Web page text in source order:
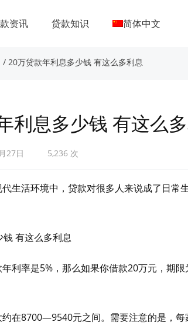
资讯 贷款知识 简体中文
/ 20万贷款年利息多少钱 有这么多利息
利息多少钱 有这么
27日 5,236 次
生活环境中，贷款对很多人来说成了日
有这么多利息
利率是5%，那么如果你借款20万元，期
在8700—9540元之间。需要注意的是，